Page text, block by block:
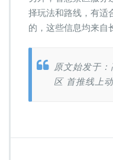
择玩法和路线，有适
的，这些信息均来自
原文始发于
区 首推线上